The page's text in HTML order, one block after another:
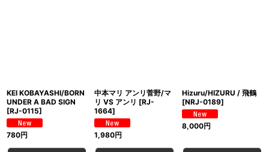
KEI KOBAYASHI/BORN
UNDER A BAD SIGN
[RJ-0115]
780円
中本マリ アンリ菅野/マ
リ VS アンリ [RJ-
1664]
1,980円
Hizuru/HIZURU / 飛鶴
[NRJ-0189]
8,000円